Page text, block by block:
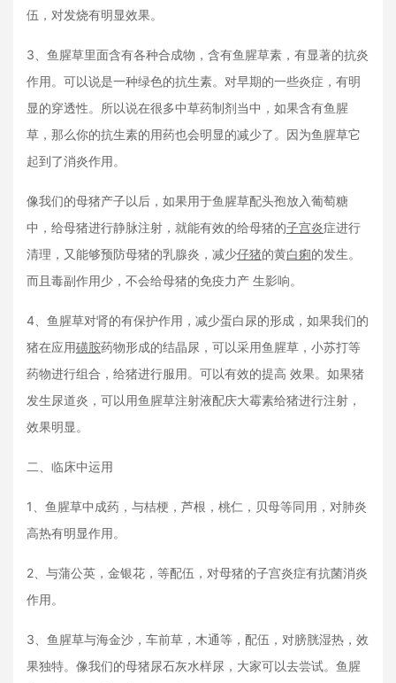
伍，对发烧有明显效果。
3、鱼腥草里面含有各种合成物，含有鱼腥草素，有显著的抗炎
作用。可以说是一种绿色的抗生素。对早期的一些炎症，有明
显的穿透性。所以说在很多中草药制剂当中，如果含有鱼腥
草，那么你的抗生素的用药也会明显的减少了。因为鱼腥草它
起到了消炎作用。
像我们的母猪产子以后，如果用于鱼腥草配头孢放入葡萄糖
中，给母猪进行静脉注射，就能有效的给母猪的子宫炎症进行
清理，又能够预防母猪的乳腺炎，减少仔猪的黄白痢的发生。
而且毒副作用少，不会给母猪的免疫力产 生影响。
4、鱼腥草对肾的有保护作用，减少蛋白尿的形成，如果我们的
猪在应用磺胺药物形成的结晶尿，可以采用鱼腥草，小苏打等
药物进行组合，给猪进行服用。可以有效的提高 效果。如果猪
发生尿道炎，可以用鱼腥草注射液配庆大霉素给猪进行注射，
效果明显。
二、临床中运用
1、鱼腥草中成药，与桔梗，芦根，桃仁，贝母等同用，对肺炎
高热有明显作用。
2、与蒲公英，金银花，等配伍，对母猪的子宫炎症有抗菌消炎
作用。
3、鱼腥草与海金沙，车前草，木通等，配伍，对膀胱湿热，效
果独特。像我们的母猪尿石灰水样尿，大家可以去尝试。鱼腥